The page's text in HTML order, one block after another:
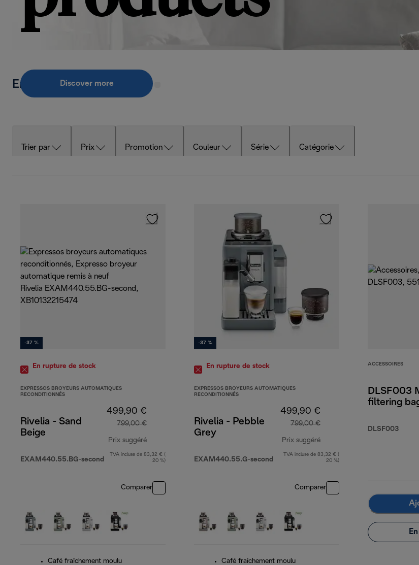
Discover more
Employee Sales General
Trier par Prix Promotion Couleur Série Catégorie
-37 %
En rupture de stock
EXPRESSOS BROYEURS AUTOMATIQUES
RECONDITIONNÉS
Rivelia - Sand
Beige
EXAM440.55.BG-second
499,90 €
799,00 €
Prix suggéré
prix original 799,00 €
TVA incluse de 83,32 € (
20 %)
Comparer
Café fraîchement moulu
-37 %
En rupture de stock
EXPRESSOS BROYEURS AUTOMATIQUES
RECONDITIONNÉS
Rivelia - Pebble
Grey
EXAM440.55.G-second
499,90 €
799,00 €
Prix suggéré
prix original 799,00 €
TVA incluse de 83,32 € (
20 %)
Comparer
Café fraîchement moulu
ACCESSOIRES
DLSF003
filtering
DLSF003